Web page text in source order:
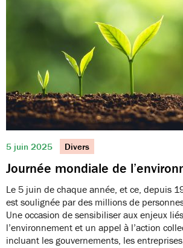
5 juin 2025 Divers
Journée mondiale de
Le 5 juin de chaque année, et ce, depuis
est soulignée par des millions de
Une occasion de sensibiliser aux enjeux
l’environnement et un appel à l’action
incluant les gouvernements, les